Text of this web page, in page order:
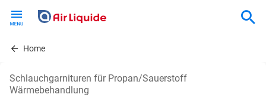
contentHome
Schlauchgarnituren für Propan/Sauerstoff
Wärmebehandlung